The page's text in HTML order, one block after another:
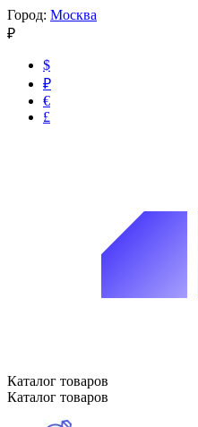
Город: Москва
₽
$
₽
€
£
Каталог товаров
Каталог товаров